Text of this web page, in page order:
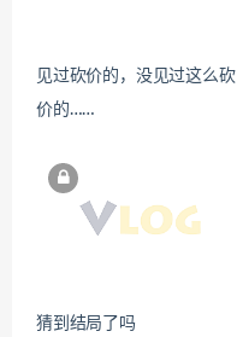
见过砍价的，没见过这么砍
价的……
猜到结局了吗